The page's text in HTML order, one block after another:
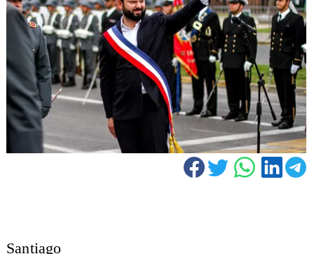
Santiago